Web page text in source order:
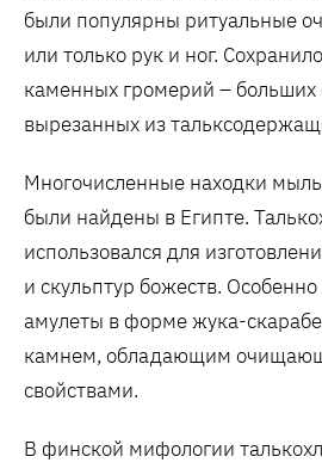
были популярны ритуальные
или только рук и ног.
каменных громерий – больших
вырезанных из
Многочисленные находки
были найдены в Египте.
использовался для
и скульптур божеств.
амулеты в форме жука-
камнем, обладающим
свойствами.
В финской мифологии